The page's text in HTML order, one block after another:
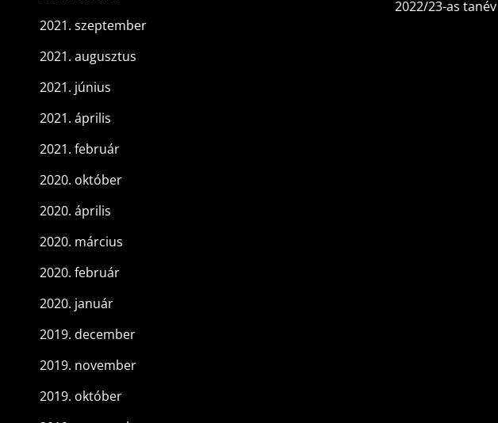
2021. szeptember
2021. augusztus
2021. június
2021. április
2021. február
2020. október
2020. április
2020. március
2020. február
2020. január
2019. december
2019. november
2019. október
2022/23-as tanév